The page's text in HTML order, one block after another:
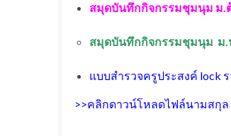
สมุดบันทึกกิจกรรมชุมนุม ม.
สมุดบันทึกกิจกรรมชุมนุม ม.
แบบสำรวจครูประสงค์ lock
>>คลิกดาวน์โหลดไฟล์นามสกุล